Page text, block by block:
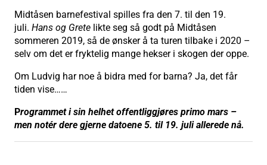
Midtåsen barnefestival spilles fra den 7. til den 19.
juli. Hans og Grete likte seg så godt på Midtåsen
sommeren 2019, så de ønsker å ta turen tilbake i 2020 –
selv om det er fryktelig mange hekser i skogen der oppe.
Om Ludvig har noe å bidra med for barna? Ja, det får
tiden vise……
Programmet i sin helhet offentliggjøres primo mars –
men notér dere gjerne datoene 5. til 19. juli allerede nå.